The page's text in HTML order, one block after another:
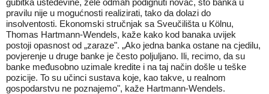
gubitka ušteđevine, žele odmah podignuti novac, što banka u
pravilu nije u mogućnosti realizirati, tako da dolazi do
insolventosti. Ekonomski stručnjak sa Sveučilišta u Kölnu,
Thomas Hartmann-Wendels, kaže kako kod banaka uvijek
postoji opasnost od „zaraze". „Ako jedna banka ostane na cjedilu,
povjerenje u druge banke je često poljuljano. Ili, recimo, da su
banke međusobno uzimale kredite i na taj način došle u teške
pozicije. To su učinci sustava koje, kao takve, u realnom
gospodarstvu ne poznajemo", kaže Hartmann-Wendels.